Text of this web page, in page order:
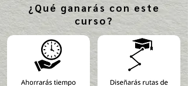
¿Qué ganarás con este
curso?